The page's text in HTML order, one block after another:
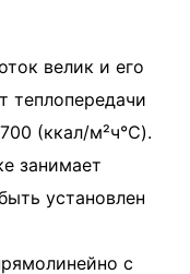
велик и его
теплопередачи
(ккал/м²ч℃).
установлен